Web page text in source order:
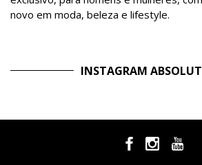
novo em moda, beleza e lifestyle.
INSTAGRAM